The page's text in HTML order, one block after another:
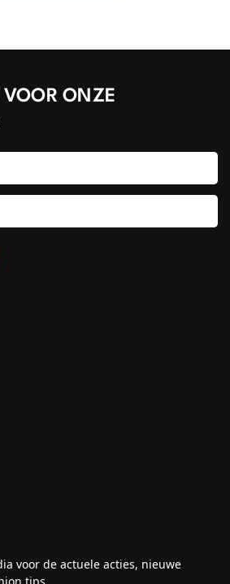
ONZE
voor de actuele acties, nieuwe